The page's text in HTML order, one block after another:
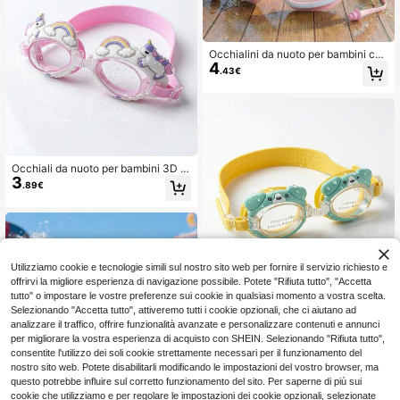
Occhiali da nuoto per bambini 3D c
on simpatici animali cartoni animati,
anti-appannamento, anti-UV, como
regolabile, a tenuta stagna, unisex p
er ragazzi e ragazze
3.89€
Occhialini da nuoto per bambini con
ampia visuale e grande montatura c
on tappi per le orecchie integrati -
4.43€
Occhialini da nuoto per bambini con
simpatici animali cartoni animati, an
tiappannamento, protezione UV, cin
turino regolabile, impermeabili, per r
agazzi e ragazze, ritorno a scuola
39 left
3.91€
Utilizziamo cookie e tecnologie simili sul nostro sito web per fornire il servizio richiesto e
offrirvi la migliore esperienza di navigazione possibile. Potete "Rifiuta tutto", "Accetta
tutto" o impostare le vostre preferenze sui cookie in qualsiasi momento a vostra scelta.
Selezionando "Accetta tutto", attiveremo tutti i cookie opzionali, che ci aiutano ad
analizzare il traffico, offrire funzionalità avanzate e personalizzare contenuti e annunci
per migliorare la vostra esperienza di acquisto con SHEIN. Selezionando "Rifiuta tutto",
consentite l'utilizzo dei soli cookie strettamente necessari per il funzionamento del
nostro sito web. Potete disabilitarli modificando le impostazioni del vostro browser, ma
questo potrebbe influire sul corretto funzionamento del sito. Per saperne di più sui
cookie che utilizziamo e per regolare le impostazioni dei cookie opzionali, selezionate